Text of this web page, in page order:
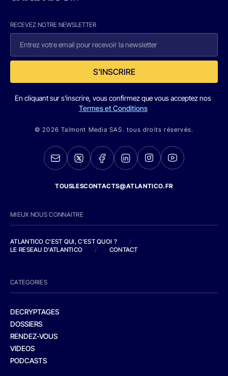
RECEVEZ NOTRE NEWSLETTER
S'INSCRIRE
En cliquant sur s'inscrire, vous confirmez que vous acceptez nos
Termes et Conditions
© 2026 Talmont Media SAS. tous droits réservés.
TOUSLESCONTACTS@ATLANTICO.FR
MIEUX NOUS CONNAITRE
ATLANTICO C'EST QUI, C'EST QUOI ?
/
LE RESEAU D'ATLANTICO
/ CONTACT
CATEGORIES
DECRYPTAGES
DOSSIERS
RENDEZ-VOUS
VIDEOS
PODCASTS